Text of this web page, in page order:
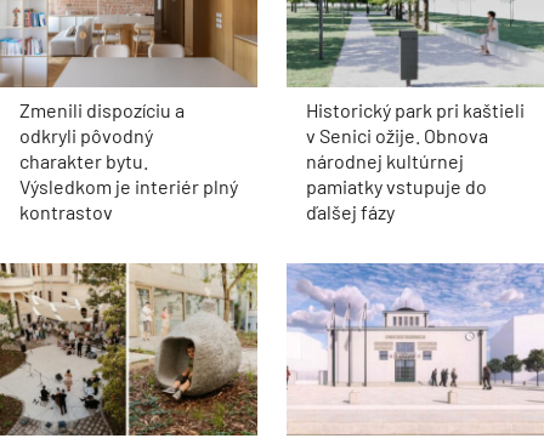
Zmenili dispozíciu a
odkryli pôvodný
charakter bytu.
Výsledkom je interiér plný
kontrastov
Historický park pri kaštieli
v Senici ožije. Obnova
národnej kultúrnej
pamiatky vstupuje do
ďalšej fázy